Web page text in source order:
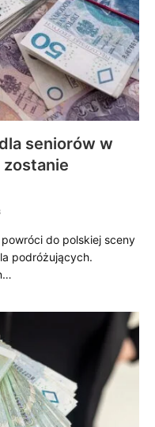
seniorów w
zostanie
do polskiej sceny
podróżujących.